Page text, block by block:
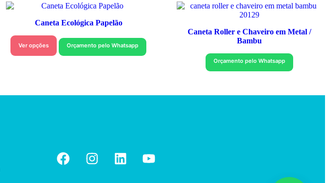
Caneta Ecológica Papelão
Ver opções Orçamento pelo Whatsapp
Caneta Roller e Chaveiro em Metal /
Bambu
Orçamento pelo Whatsapp